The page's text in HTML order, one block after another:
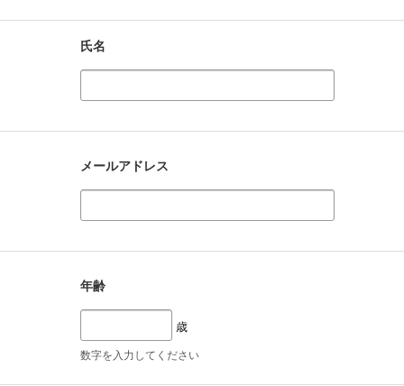
氏名
メールアドレス
年齢
歳
数字を入力してください